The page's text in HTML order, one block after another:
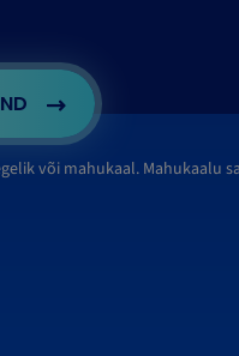
või mahukaal. Mahukaalu